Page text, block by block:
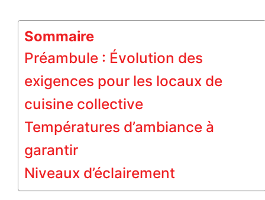
Sommaire
Préambule : Évolution des
exigences pour les locaux de
cuisine collective
Températures d’ambiance à
garantir
Niveaux d’éclairement